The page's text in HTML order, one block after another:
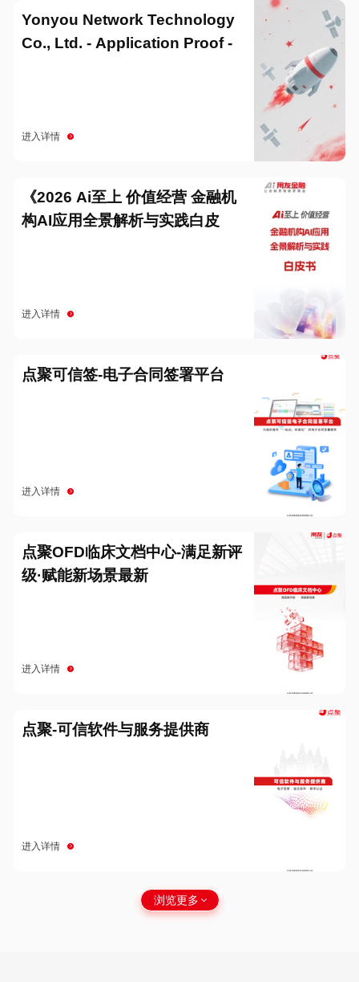
Yonyou Network Technology
Co., Ltd. - Application Proof -
进入详情
《2026 Ai至上 价值经营 金融机
构AI应用全景解析与实践白皮
进入详情
点聚可信签-电子合同签署平台
进入详情
点聚OFD临床文档中心-满足新评
级·赋能新场景最新
进入详情
点聚-可信软件与服务提供商
进入详情
浏览更多